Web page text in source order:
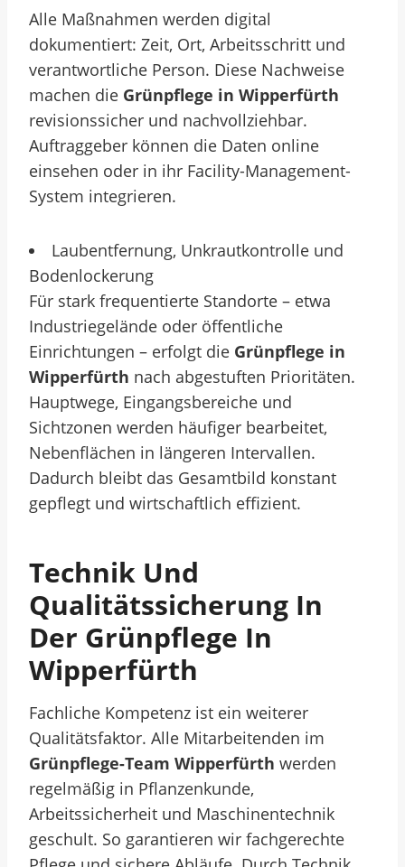
Alle Maßnahmen werden digital
dokumentiert: Zeit, Ort, Arbeitsschritt und
verantwortliche Person. Diese Nachweise
machen die Grünpflege in Wipperfürth
revisionssicher und nachvollziehbar.
Auftraggeber können die Daten online
einsehen oder in ihr Facility-Management-
System integrieren.
Laubentfernung, Unkrautkontrolle und
Bodenlockerung
Für stark frequentierte Standorte – etwa
Industriegelände oder öffentliche
Einrichtungen – erfolgt die Grünpflege in
Wipperfürth nach abgestuften Prioritäten.
Hauptwege, Eingangsbereiche und
Sichtzonen werden häufiger bearbeitet,
Nebenflächen in längeren Intervallen.
Dadurch bleibt das Gesamtbild konstant
gepflegt und wirtschaftlich effizient.
Technik Und
Qualitätssicherung In
Der Grünpflege In
Wipperfürth
Fachliche Kompetenz ist ein weiterer
Qualitätsfaktor. Alle Mitarbeitenden im
Grünpflege-Team Wipperfürth werden
regelmäßig in Pflanzenkunde,
Arbeitssicherheit und Maschinentechnik
geschult. So garantieren wir fachgerechte